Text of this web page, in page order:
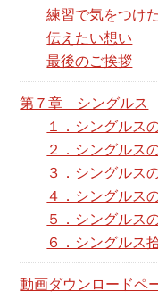
練習で気をつけ
伝えたい想い
最後のご挨拶
第７章 シングルス
１．シングルス
２．シングルス
３．シングルス
４．シングルス
５．シングルス
６．シングルス
動画ダウンロードペ